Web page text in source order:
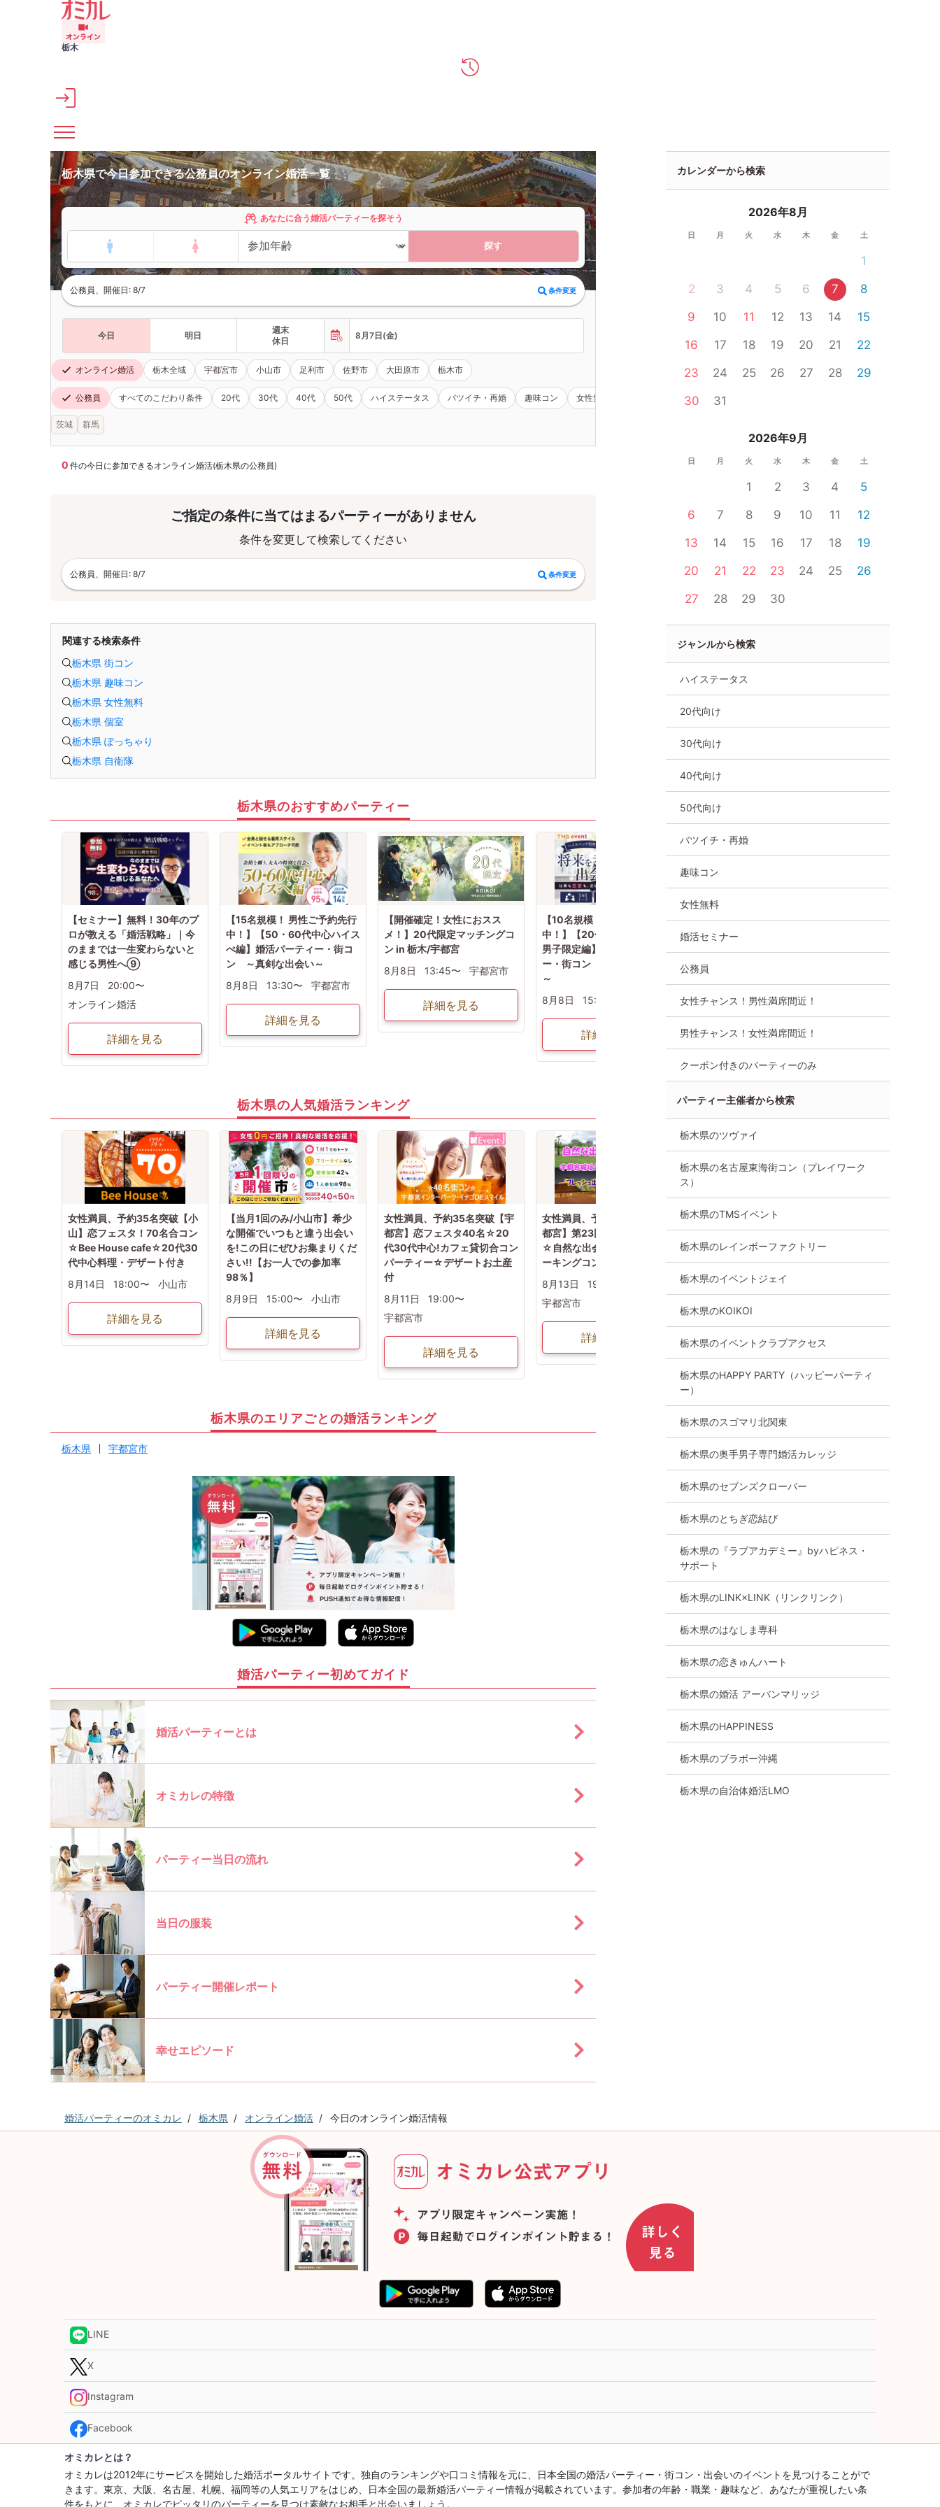
メインコンテンツへスキップ
栃木
栃木県で今日参加できる公務員のオンライン婚活一覧
あなたに合う婚活パーティーを探そう
探す
公務員、開催日: 8/7 条件変更
今日 明日
週末
休日
8月7日(金)
オンライン婚活 栃木全域 宇都宮市 小山市 足利市 佐野市 大田原市 栃木市
公務員 すべてのこだわり条件 20代 30代 40代 50代 ハイステータス バツイチ・再婚 趣味コン 女性無料 一人参加限定
茨城 群馬
0 件の今日に参加できるオンライン婚活(栃木県の公務員)
ご指定の条件に当てはまるパーティーがありません
条件を変更して検索してください
公務員、開催日: 8/7 条件変更
関連する検索条件
栃木県 街コン
栃木県 趣味コン
栃木県 女性無料
栃木県 個室
栃木県 ぽっちゃり
栃木県 自衛隊
栃木県のおすすめパーティー
【セミナー】無料！30年のプ
ロが教える「婚活戦略」｜今
のままでは一生変わらないと
感じる男性へ⑨
8月7日
20:00〜
オンライン婚活
詳細を見る
【15名規模！ 男性ご予約先行
中！】【50・60代中心ハイス
ぺ編】婚活パーティー・街コ
ン ～真剣な出会い～
8月8日
13:30〜 宇都宮市
詳細を見る
【開催確定！女性におスス
メ！】20代限定マッチングコ
ン in 栃木/宇都宮
8月8日
13:45〜 宇都宮市
詳細を見る
【10名規模！ 男性ご予約先行
中！】【20代限定×ハイスペ
男子限定編】婚活パーティ
ー・街コン ～真剣な出会い
～
8月8日
15:15〜
詳細を見る
【初心者向け☆】まもなく！
完売間近！！男性・女性残り
囲気わかる動画紹介中】週末
8月8日
16:00〜 宇都宮市
詳細を見る
女性満員、予約
8月8日
栃木県の人気婚活ランキング
女性満員、予約35名突破【小
山】恋フェスタ！70名合コン
☆Bee House cafe☆20代30
代中心料理・デザート付き
8月14日
18:00〜 小山市
詳細を見る
【当月1回のみ/小山市】希少
な開催でいつもと違う出会い
を!この日にぜひお集まりくだ
さい!!【お一人での参加率
98％】
8月9日
15:00〜 小山市
詳細を見る
女性満員、予約35名突破【宇
都宮】恋フェスタ40名☆20
代30代中心!カフェ貸切合コン
パーティー☆デザートお土産
付
8月11日
19:00〜
宇都宮市
詳細を見る
女性満員、予約15名突破【宇
都宮】第23回 宇都宮城址公園
☆自然な出会い！ナイトウォ
ーキングコン♪
8月13日
19:00〜
宇都宮市
詳細を見る
【足利】恋フェスタ！40名街
コン☆フラワーパークで出会
えるお食事付き合コンパーテ
ィー☆お食事×入園料込
8月30日
14:00〜
詳細を見る
立特典付き♡新規
が欲しい方〜♪」
8月23日
栃木県のエリアごとの婚活ランキング
栃木県 宇都宮市
婚活パーティー初めてガイド
婚活パーティーとは
オミカレの特徴
パーティー当日の流れ
当日の服装
パーティー開催レポート
幸せエピソード
カレンダーから検索
2026年8月
日 月 火 水 木 金 土
1
2
3 4 5 6 7
8
9
10 11 12 13 14
15
16
17 18 19 20 21
22
23
24 25 26 27 28
29
30
31
2026年9月
日 月 火 水 木 金 土
1 2 3 4
5
6
7 8 9 10 11
12
13
14 15 16 17 18
19
20
21 22 23 24 25
26
27
28 29 30
ジャンルから検索
ハイステータス
20代向け
30代向け
40代向け
50代向け
バツイチ・再婚
趣味コン
女性無料
婚活セミナー
公務員
女性チャンス！男性満席間近！
男性チャンス！女性満席間近！
クーポン付きのパーティーのみ
パーティー主催者から検索
栃木県のツヴァイ
栃木県の名古屋東海街コン（プレイワーク
ス）
栃木県のTMSイベント
栃木県のレインボーファクトリー
栃木県のイベントジェイ
栃木県のKOIKOI
栃木県のイベントクラブアクセス
栃木県のHAPPY PARTY（ハッピーパーティ
ー）
栃木県のスゴマリ北関東
栃木県の奥手男子専門婚活カレッジ
栃木県のセブンズクローバー
栃木県のとちぎ恋結び
栃木県の『ラブアカデミー』byハピネス・
サポート
栃木県のLINK×LINK（リンクリンク）
栃木県のはなしま専科
栃木県の恋きゅんハート
栃木県の婚活 アーバンマリッジ
栃木県のHAPPINESS
栃木県のブラボー沖縄
栃木県の自治体婚活LMO
婚活パーティーのオミカレ 栃木県 オンライン婚活 今日のオンライン婚活情報
LINE
X
Instagram
Facebook
オミカレとは？
オミカレは2012年にサービスを開始した婚活ポータルサイトです。独自のランキングや口コミ情報を元に、日本全国の婚活パーティー・街コン・出会いのイベントを見つけることがで
きます。東京、大阪、名古屋、札幌、福岡等の人気エリアをはじめ、日本全国の最新婚活パーティー情報が掲載されています。参加者の年齢・職業・趣味など、あなたが重視したい条
件をもとに、オミカレでピッタリのパーティーを見つけ素敵なお相手と出会いましょう。